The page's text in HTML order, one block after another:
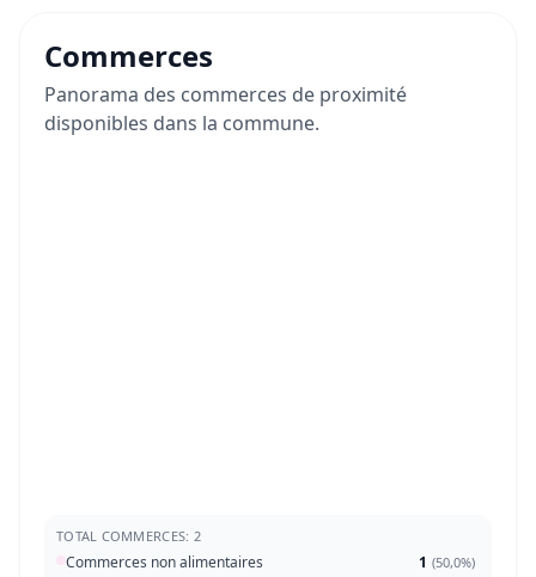
Commerces
Panorama des commerces de proximité
disponibles dans la commune.
TOTAL COMMERCES: 2
Commerces non alimentaires 1 (50,0%)